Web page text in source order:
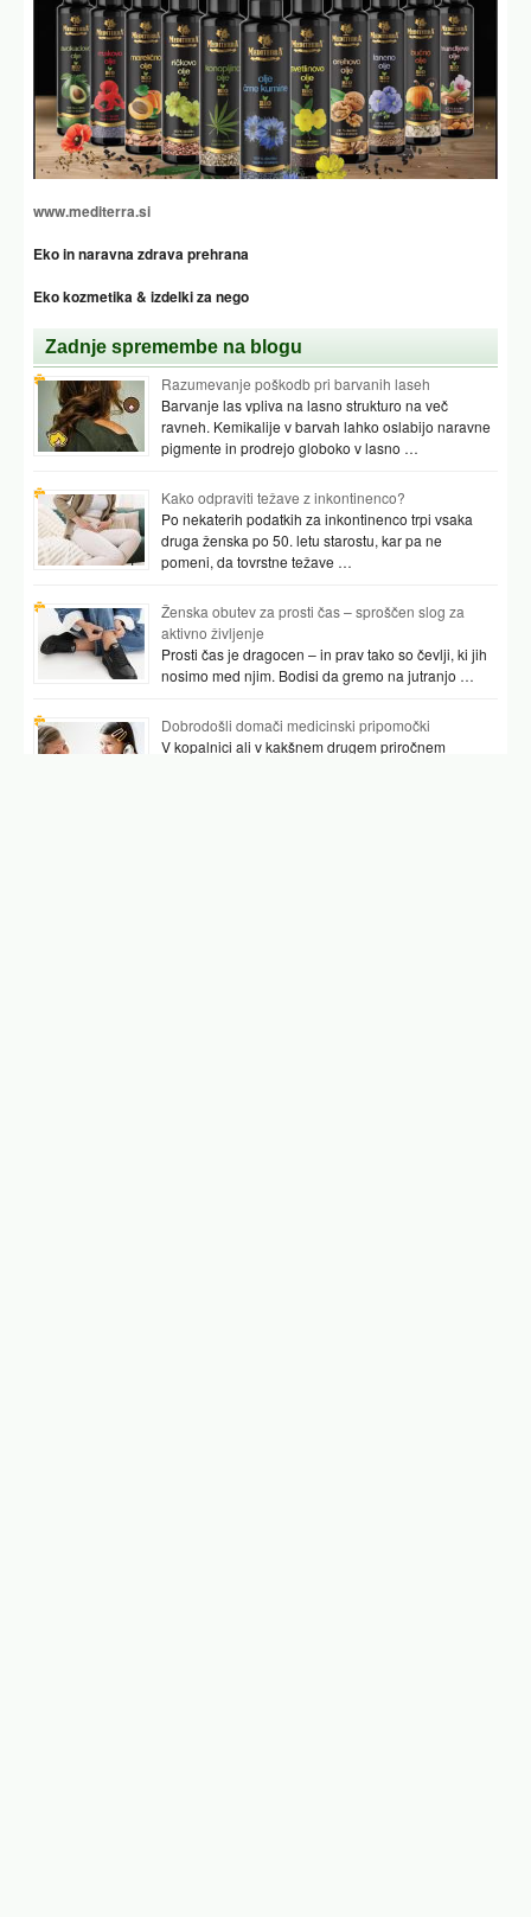
www.mediterra.si
Eko in naravna zdrava prehrana
Eko kozmetika & izdelki za nego
Zadnje spremembe na blogu
Razumevanje poškodb pri barvanih laseh
Barvanje las vpliva na lasno strukturo na več
ravneh. Kemikalije v barvah lahko oslabijo naravne
pigmente in prodrejo globoko v lasno …
Kako odpraviti težave z inkontinenco?
Po nekaterih podatkih za inkontinenco trpi vsaka
druga ženska po 50. letu starostu, kar pa ne
pomeni, da tovrstne težave …
Ženska obutev za prosti čas – sproščen slog za
aktivno življenje
Prosti čas je dragocen – in prav tako so čevlji, ki jih
nosimo med njim. Bodisi da gremo na jutranjo …
Dobrodošli domači medicinski pripomočki
V kopalnici ali v kakšnem drugem priročnem